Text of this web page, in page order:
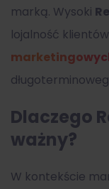
marką. Wysoki
lojalność
Dlaczego
ważny?
W kontekście